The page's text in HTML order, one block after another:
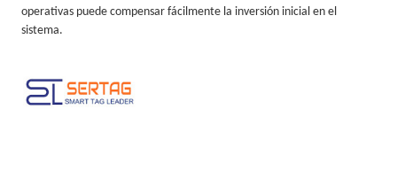
operativas puede compensar fácilmente la inversión inicial en el
sistema.